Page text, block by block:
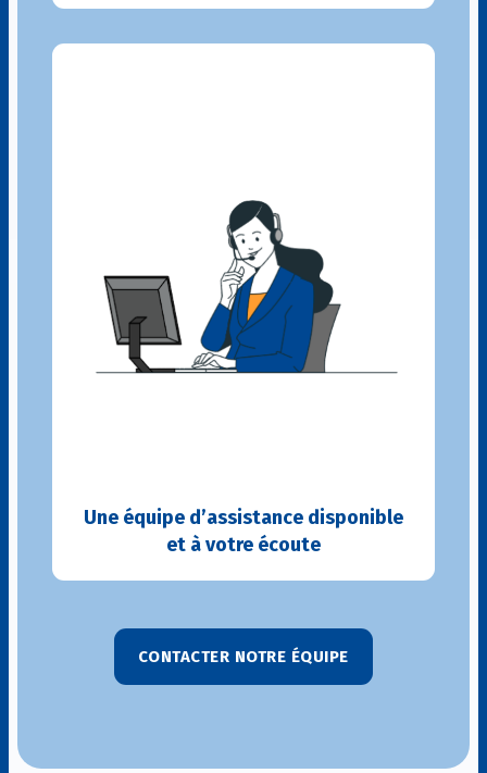
Une équipe d’assistance disponible
et à votre écoute
CONTACTER NOTRE ÉQUIPE